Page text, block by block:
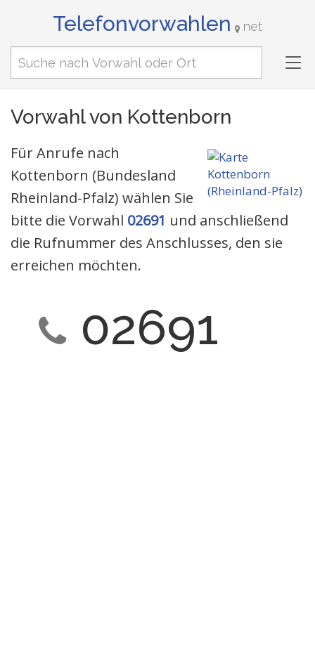
Telefonvorwahlen net
Vorwahl von Kottenborn
Für Anrufe nach
Kottenborn (Bundesland
Rheinland-Pfalz) wählen Sie
bitte die Vorwahl 02691 und anschließend
die Rufnummer des Anschlusses, den sie
erreichen möchten.
02691